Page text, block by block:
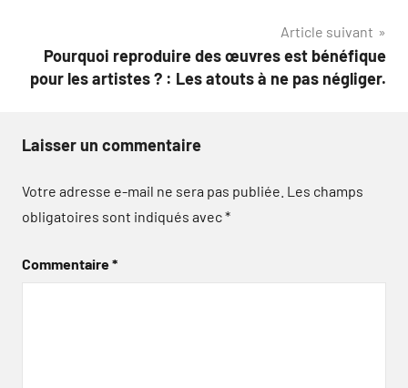
Article suivant
Pourquoi reproduire des œuvres est bénéfique
pour les artistes ? : Les atouts à ne pas négliger.
Laisser un commentaire
Votre adresse e-mail ne sera pas publiée. Les champs
obligatoires sont indiqués avec*
Commentaire*